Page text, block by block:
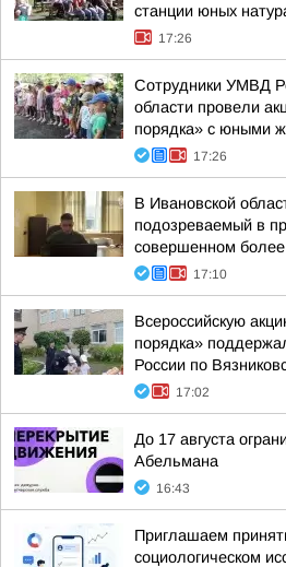
станции юных
17:26
Сотрудники УМВД
области провели
порядка» с юными
17:26
В Ивановской
подозреваемый в
совершенном
17:10
Всероссийскую
порядка»
России по
17:02
До 17 августа
Абельмана
16:43
Приглашаем
социологическом